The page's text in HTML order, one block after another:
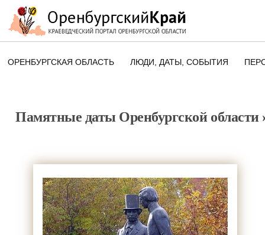
ОРЕНБУРГСКАЯ ОБЛАСТЬ ЛЮДИ, ДАТЫ, CОБЫТИЯ
ПАМЯТНЫЕ ДАТЫ
Памятные даты Оренбургской области